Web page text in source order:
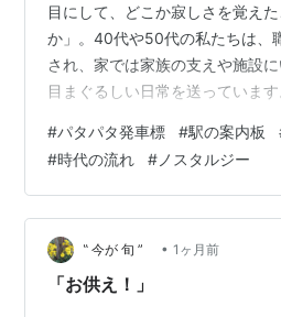
目にして、どこか寂しさを覚え
か」。40代や50代の私たちは、
され、家では家族の支えや施設に
目まぐるしい日常を送っていま
親しんできた古いものが消えてい
ッとなるものです。効率的な新し
も、心に残る懐かしい風景も大
そんな時代の変化を前にして、
受け入れながら、今しか見られな
イペースに楽しむ時間こそが贅
#パタパタ発車標 #駅の案内板
#時代の流れ # ノスタルジー
‟ 今が 旬 ” • 1ヶ月前
「お供え！」